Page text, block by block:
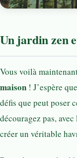
Un jardin zen
Vous voilà
maison ! J’espère
défis que peut poser
découragez pas,
créer un véritable